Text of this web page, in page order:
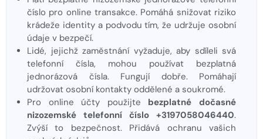
číslo pro online transakce. Pomáhá snižovat riziko
krádeže identity a podvodu tím, že udržuje osobní
údaje v bezpečí.
Lidé, jejichž zaměstnání vyžaduje, aby sdíleli svá
telefonní čísla, mohou používat bezplatná
jednorázová čísla. Fungují dobře. Pomáhají
udržovat osobní kontakty oddělené a soukromé.
Pro online účty použijte bezplatné dočasné
nizozemské telefonní číslo +3197058046440.
Zvýší to bezpečnost. Přidává ochranu vašich